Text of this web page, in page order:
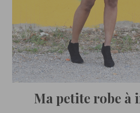
Ma petite robe à